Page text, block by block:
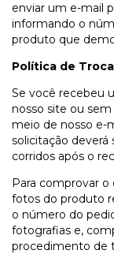
enviar um e-mail
informando o
produto que
Política de Troca
Se você recebeu
nosso site ou
meio de nosso e-
solicitação deverá
corridos após o
Para comprovar o
fotos do produto
o número do
fotografias e,
procedimento de